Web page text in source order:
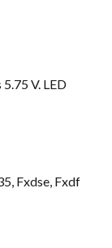
V. LED
Fxdse, Fxdf